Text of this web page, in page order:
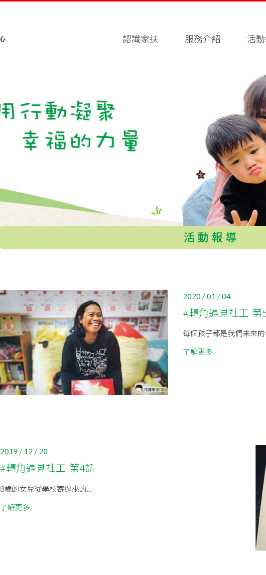
認識家扶 服務介紹 活
活動報導
2020 / 01 / 04
#轉角遇見社工-第
每個孩子都是我們未來
了解更多
2019 / 12 / 20
#轉角遇見社工-第4話
8歲的女兒從學校寄過來的...
了解更多